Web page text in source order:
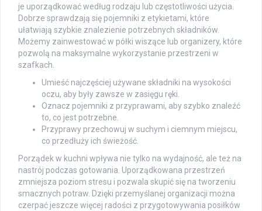
je uporządkować według rodzaju lub częstotliwości użycia.
Dobrze sprawdzają się pojemniki z etykietami, które
ułatwiają szybkie znalezienie potrzebnych składników.
Możemy zainwestować w półki wiszące lub organizery, które
pozwolą na maksymalne wykorzystanie przestrzeni w
szafkach.
Umieść najczęściej używane składniki na wysokości
oczu, aby były zawsze w zasięgu ręki.
Oznacz pojemniki z przyprawami, aby szybko znaleźć
to, co jest potrzebne.
Przyprawy przechowuj w suchym i ciemnym miejscu,
co przedłuży ich świeżość.
Porządek w kuchni wpływa nie tylko na wydajność, ale też na
nastrój podczas gotowania. Uporządkowana przestrzeń
zmniejsza poziom stresu i pozwala skupić się na tworzeniu
smacznych potraw. Dzięki przemyślanej organizacji można
czerpać jeszcze więcej radości z przygotowywania posiłków